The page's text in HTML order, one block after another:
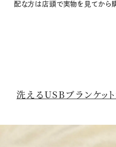
配な方は店頭で実物を見てから
洗えるUSBブランケッ